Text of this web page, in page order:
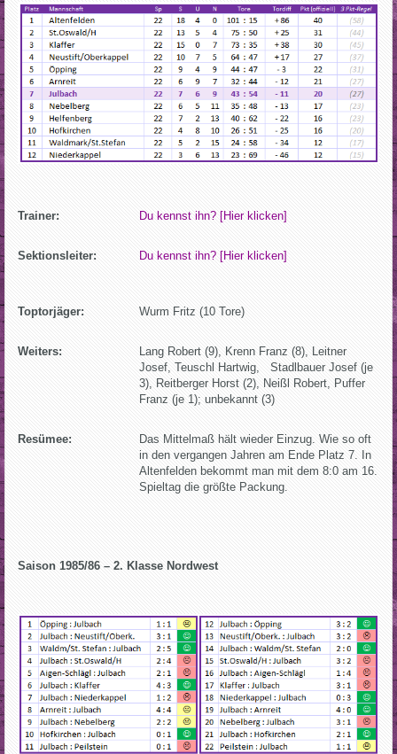
Trainer: Du kennst ihn? [Hier klicken]
Sektionsleiter: Du kennst ihn? [Hier klicken]
Toptorjäger: Wurm Fritz (10 Tore)
Weiters:
Lang Robert (9), Krenn Franz (8), Leitner
Josef, Teuschl Hartwig, Stadlbauer Josef (je
3), Reitberger Horst (2), Neißl Robert, Puffer
Franz (je 1); unbekannt (3)
Resümee:
Das Mittelmaß hält wieder Einzug. Wie so oft
in den vergangen Jahren am Ende Platz 7. In
Altenfelden bekommt man mit dem 8:0 am 16.
Spieltag die größte Packung.
Saison 1985/86 – 2. Klasse Nordwest